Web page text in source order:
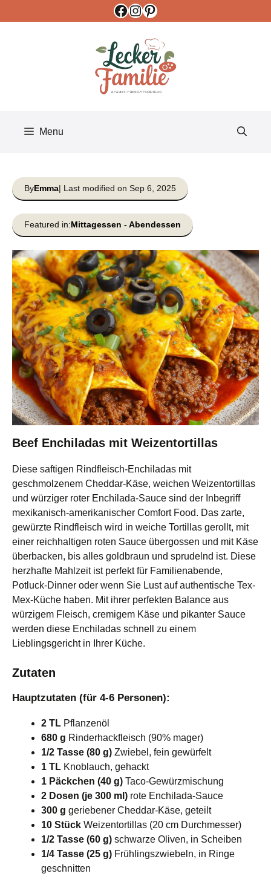
Facebook
Instagram
Pinterest
Menu
ByEmma| Last modified on Sep 6, 2025
Featured in:Mittagessen -Abendessen
Beef Enchiladas mit Weizentortillas
Diese saftigen Rindfleisch-Enchiladas mit
geschmolzenem Cheddar-Käse, weichen Weizentortillas
und würziger roter Enchilada-Sauce sind der Inbegriff
mexikanisch-amerikanischer Comfort Food. Das zarte,
gewürzte Rindfleisch wird in weiche Tortillas gerollt, mit
einer reichhaltigen roten Sauce übergossen und mit Käse
überbacken, bis alles goldbraun und sprudelnd ist. Diese
herzhafte Mahlzeit ist perfekt für Familienabende,
Potluck-Dinner oder wenn Sie Lust auf authentische Tex-
Mex-Küche haben. Mit ihrer perfekten Balance aus
würzigem Fleisch, cremigem Käse und pikanter Sauce
werden diese Enchiladas schnell zu einem
Lieblingsgericht in Ihrer Küche.
Zutaten
Hauptzutaten (für 4-6 Personen):
2 TL Pflanzenöl
680 g Rinderhackfleisch (90% mager)
1/2 Tasse (80 g) Zwiebel, fein gewürfelt
1 TL Knoblauch, gehackt
1 Päckchen (40 g) Taco-Gewürzmischung
2 Dosen (je 300 ml) rote Enchilada-Sauce
300 g geriebener Cheddar-Käse, geteilt
10 Stück Weizentortillas (20 cm Durchmesser)
1/2 Tasse (60 g) schwarze Oliven, in Scheiben
1/4 Tasse (25 g) Frühlingszwiebeln, in Ringe
geschnitten